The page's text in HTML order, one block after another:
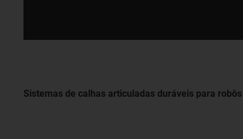
Sistemas de calhas articuladas duráveis para